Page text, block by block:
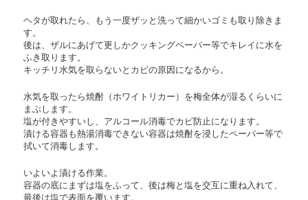
ヘタが取れたら、もう一度ザッと洗って細かいゴミも取り除きま
す。
後は、ザルにあげて更しかクッキングペーパー等でキレイに水を
ふき取ります。
キッチリ水気を取らないとカビの原因になるから。
水気を取ったら焼酎（ホワイトリカー）を梅全体が湿るくらいに
まぶします。
塩が付きやすいし、アルコール消毒でカビ防止になります。
漬ける容器も熱湯消毒できない容器は焼酎を浸したペーパー等で
拭いて消毒します。
いよいよ漬ける作業。
容器の底にまずは塩をふって、後は梅と塩を交互に重ね入れて、
最後は塩で表面を覆います。